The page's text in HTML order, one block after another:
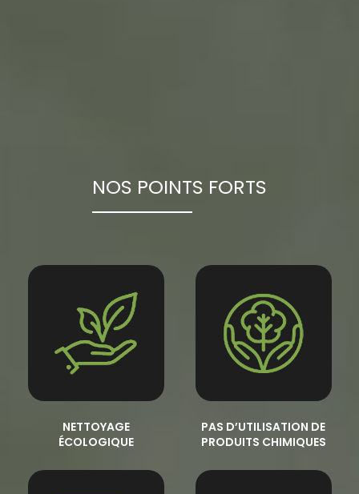
NOS POINTS FORTS
NETTOYAGE
ÉCOLOGIQUE
PAS D’UTILISATION DE
PRODUITS CHIMIQUES